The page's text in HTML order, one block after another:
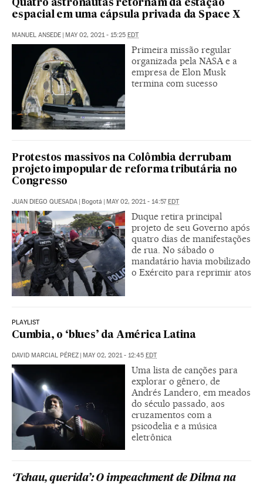
Quatro astronautas retornam da estação
espacial em uma cápsula privada da Space X
MANUEL ANSEDE | MAY 02, 2021 - 15:25 EDT
Primeira missão regular
organizada pela NASA e a
empresa de Elon Musk
termina com sucesso
Protestos massivos na Colômbia derrubam
projeto impopular de reforma tributária no
Congresso
JUAN DIEGO QUESADA | Bogotá | MAY 02, 2021 - 14:57EDT
Duque retira principal
projeto de seu Governo após
quatro dias de manifestações
de rua. No sábado o
mandatário havia mobilizado
o Exército para reprimir atos
PLAYLIST
Cumbia, o ‘blues’ da América Latina
DAVID MARCIAL PÉREZ | MAY 02, 2021 - 12:45 EDT
Uma lista de canções para
explorar o gênero, de
Andrés Landero, em meados
do século passado, aos
cruzamentos com a
psicodelia e a música
eletrônica
‘Tchau, querida’: O impeachment de Dilma na